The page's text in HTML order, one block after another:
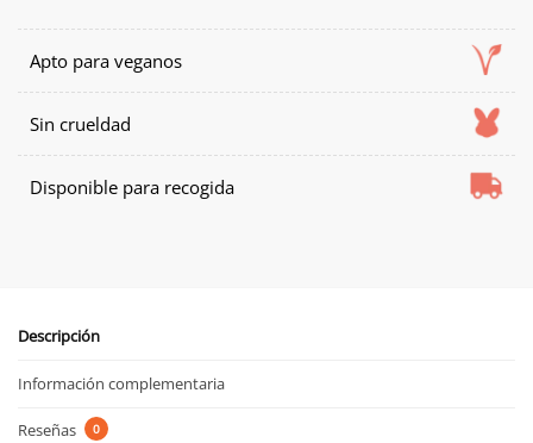
Apto para veganos
Sin crueldad
Disponible para recogida
Descripción
Información complementaria
Reseñas 0